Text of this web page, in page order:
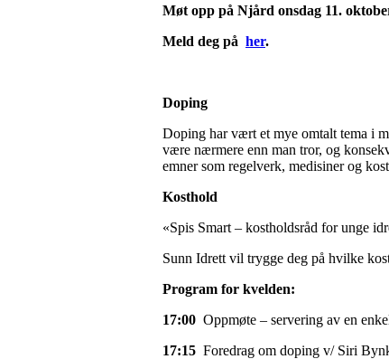
Møt opp på Njård onsdag 11.
Meld deg på her.
Doping
Doping har vært et mye omtalt tema i
være nærmere enn man tror, og
emner som regelverk, medisiner og
Kosthold
«Spis Smart – kostholdsråd for unge
Sunn Idrett vil trygge deg på hvilke
Program for kvelden:
17:00 Oppmøte – servering av en
17:15 Foredrag om doping v/ Siri